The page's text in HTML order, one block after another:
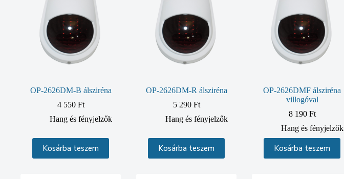
OP-2626DM-B álsziréna
4 550 Ft
Hang és fényjelzők
Kosárba teszem
OP-2626DM-R álsziréna
5 290 Ft
Hang és fényjelzők
Kosárba teszem
OP-2626DMF álsziréna
villogóval
8 190 Ft
Hang és fényjelzők
Kosárba teszem